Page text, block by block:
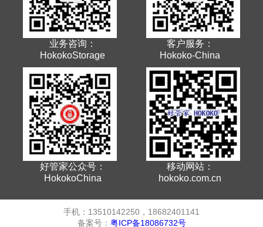
业务咨询：
HokokoStorage
客户服务：
Hokoko-China
好管家公众号：
HokokoChina
移动网站：
hokoko.com.cn
手机：13510142250，18682401141
备案号： 粤ICP备18086732号